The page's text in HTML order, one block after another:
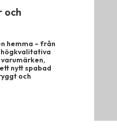
och
hemma – från
nytt spabad
och